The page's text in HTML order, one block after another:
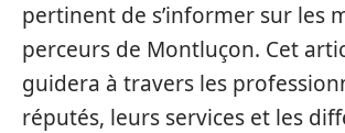
pertinent de s’informer sur les
perceurs de Montluçon. Cet
guidera à travers les
réputés, leurs services et les